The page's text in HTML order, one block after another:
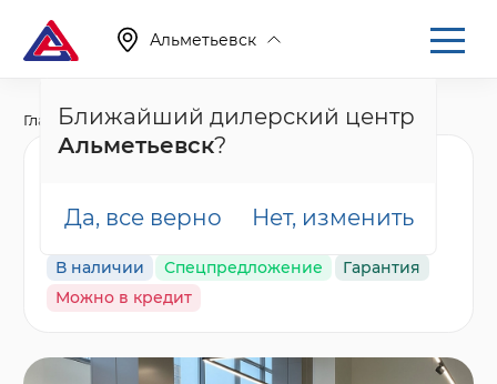
Альметьевск
Ближайший дилерский центр
Альметьевск?
Да, все верно Нет, изменить
Главная Каталог Новые автомобили 001
серый
В наличии Спецпредложение
Гарантия
Можно в кредит